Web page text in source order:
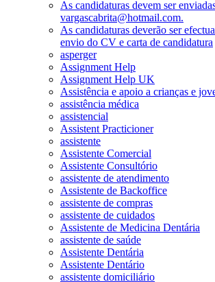
As candidaturas devem ser
vargascabrita@hotmail.com.
As candidaturas deverão ser
envio do CV e carta de candidatura
asperger
Assignment Help
Assignment Help UK
Assistência e apoio a crianças e
assistência médica
assistencial
Assistent Practicioner
assistente
Assistente Comercial
Assistente Consultório
assistente de atendimento
Assistente de Backoffice
assistente de compras
assistente de cuidados
Assistente de Medicina Dentária
assistente de saúde
Assistente Dentária
Assistente Dentário
assistente domiciliário